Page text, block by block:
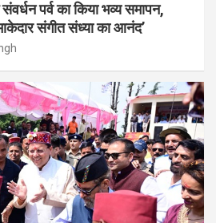
पर्व का किया भव्य समापन,
संगीत संध्या का आनंद’